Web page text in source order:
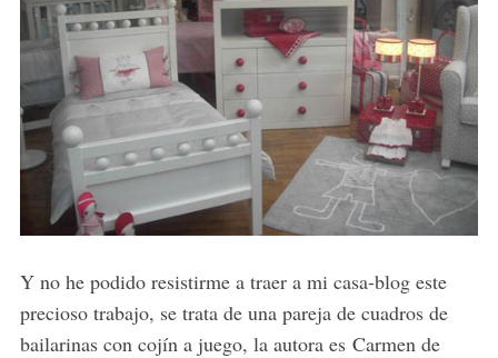
Y no he podido resistirme a traer a mi casa-blog este
precioso trabajo, se trata de una pareja de cuadros de
bailarinas con cojín a juego, la autora es Carmen de